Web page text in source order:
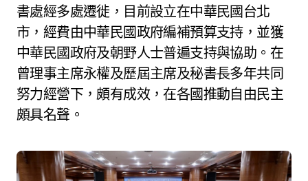
書處經多處遷徙，目前設立在中華民國台北
市，經費由中華民國政府編補預算支持，並獲
中華民國政府及朝野人士普遍支持與協助。在
曾理事主席永權及歷屆主席及秘書長多年共同
努力經營下，頗有成效，在各國推動自由民主
頗具名聲。